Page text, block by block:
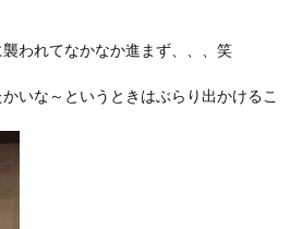
われてなかなか進まず、、、笑
いな～というときはぶらり出かけるこ